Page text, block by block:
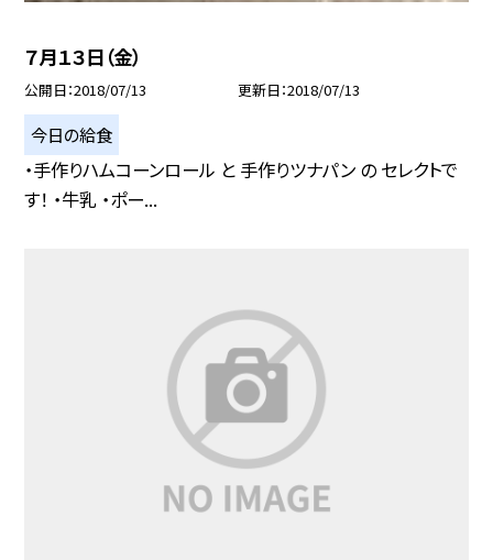
７月１３日（金）
公開日 2018/07/13 更新日 2018/07/13
今日の給食
・手作りハムコーンロール と 手作りツナパン の セレクトで
す！ ・牛乳 ・ポー...